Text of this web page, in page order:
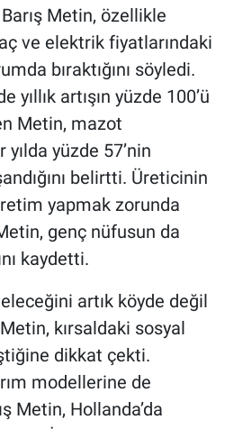
Metin, özellikle
ve elektrik fiyatlarındaki
bıraktığını söyledi.
yıllık artışın yüzde 100’ü
Metin, mazot
yüzde 57’nin
belirtti. Üreticinin
yapmak zorunda
genç nüfusun da
kaydetti.
artık köyde değil
kırsaldaki sosyal
dikkat çekti.
modellerine de
Metin, Hollanda’da